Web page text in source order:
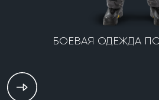
БОЕВАЯ ОДЕЖДА